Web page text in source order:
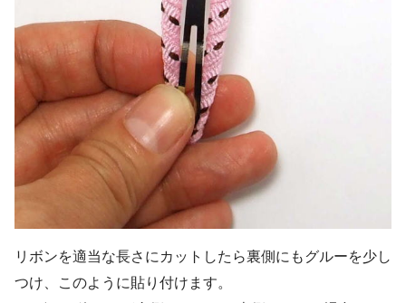
リボンを適当な長さにカットしたら裏側にもグルーを少し
つけ、このように貼り付けます。